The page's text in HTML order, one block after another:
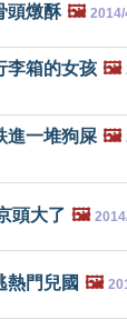
頭燉酥 🖼️
李箱的女孩 🖼️
進一堆狗屎 🖼️
頭大了 🖼️
熱門兒國 🖼️